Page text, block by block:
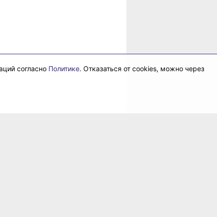
согласно Политике. Отказаться от cookies, можно через